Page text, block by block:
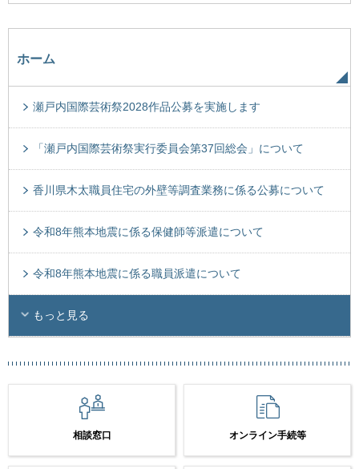
ホーム
瀬戸内国際芸術祭2028作品公募を実施します
「瀬戸内国際芸術祭実行委員会第37回総会」について
香川県木太職員住宅の外壁等調査業務に係る公募について
令和8年熊本地震に係る保健師等派遣について
令和8年熊本地震に係る職員派遣について
もっと見る
相談窓口 オンライン手続等